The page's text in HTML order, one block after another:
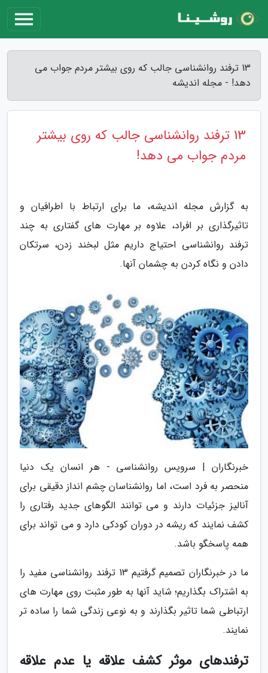
13 ترفند روانشناسی جالب که روی بیشتر مردم جواب می
دهد! - مجله اندیشه
13 ترفند روانشناسی جالب که روی بیشتر
مردم جواب می دهد!
به گزارش مجله اندیشه، ما برای ارتباط با اطرافیان و
تاثیرگذاری بر افراد، علاوه بر مهارت های گفتاری به چند
ترفند روانشناسی احتیاج داریم مثل لبخند زدن، سرتکان
دادن و نگاه کردن به چشمان آنها.
خبرنگاران | سرویس روانشناسی - هر انسان یک دنیا
منحصر به فرد است، اما روانشناسان چشم انداز دقیقی برای
آنالیز جزئیات دارند و می توانند الگوهای جدید رفتاری را
کشف نمایند که ریشه در دوران کودکی دارد و می تواند برای
همه پاسخگو باشد.
ما در خبرنگاران تصمیم گرفتیم 13 ترفند روانشناسی مفید را
به اشتراک بگذاریم؛ شاید آنها به طور مثبت روی مهارت های
ارتباطی شما تاثیر بگذارند و به نوعی زندگی شما را ساده تر
نمایند.
ترفندهای موثر کشف علاقه یا عدم علاقه